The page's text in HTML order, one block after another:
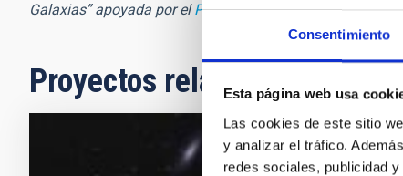
Consentimiento
Esta página web usa
Las cookies de este sitio
y analizar el tráfico.
redes sociales, publicidad
Galaxias” apoyada por elPrograma Severo Ochoa.
Proyectos relacionados
Las